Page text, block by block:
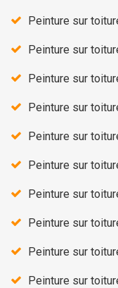
Peinture sur
Peinture sur
Peinture sur
Peinture sur
Peinture sur
Peinture sur
Peinture sur
Peinture sur
Peinture sur
Peinture sur